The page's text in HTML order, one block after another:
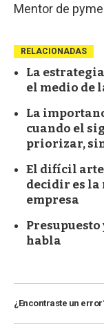
Mentor de
RELACIONADAS
La
el medio de
La
cuando el
priorizar,
El difícil arte
decidir es la
empresa
habla
¿Encontraste un